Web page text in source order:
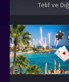
Telif ve